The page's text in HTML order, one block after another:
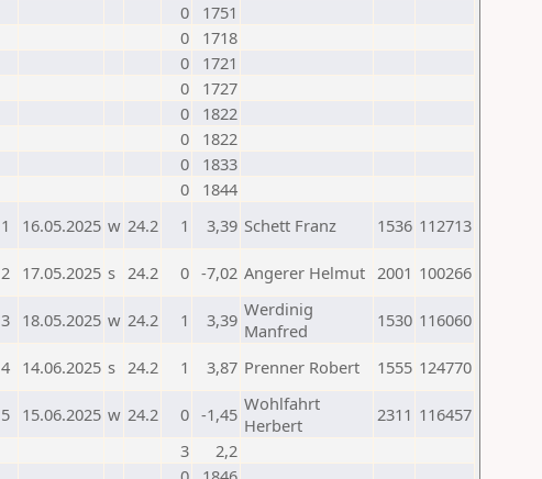
0
1751
0
1718
0
1721
0
1727
0
1822
0
1822
0
1833
0
1844
1 16.05.2025 w 24.2 1 3,39 Schett Franz 1536 112713
2 17.05.2025 s 24.2 0 -7,02 Angerer Helmut 2001 100266
3 18.05.2025 w 24.2 1 3,39 Werdinig
Manfred
1530 116060
4 14.06.2025 s 24.2 1 3,87 Prenner Robert 1555 124770
5 15.06.2025 w 24.2 0 -1,45 Wohlfahrt
Herbert
2311 116457
3
2,2